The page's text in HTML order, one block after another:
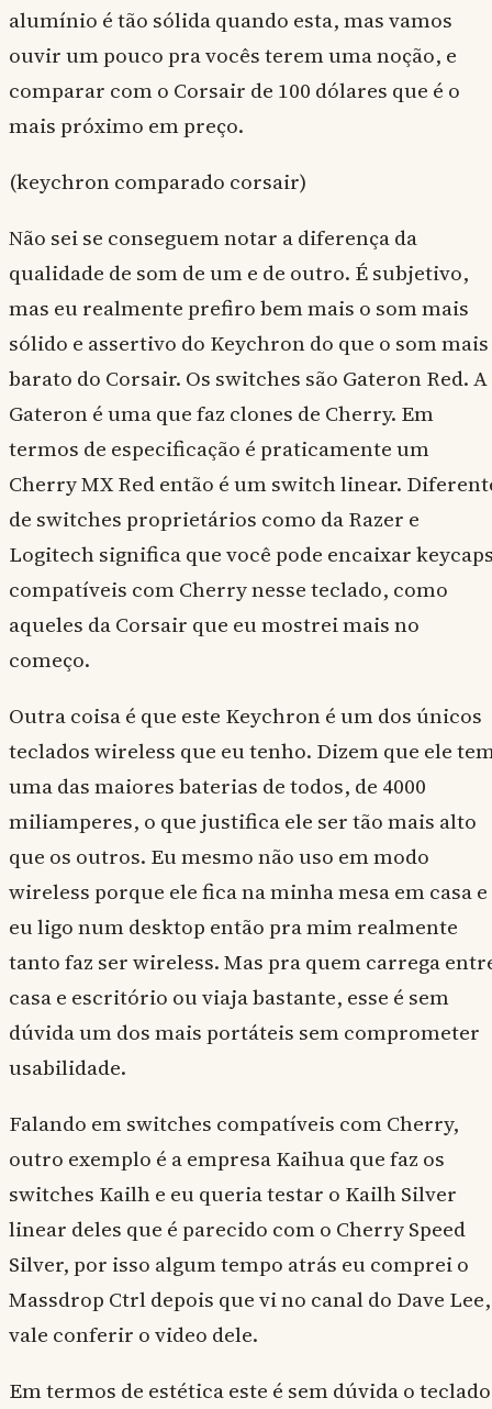
alumínio é tão sólida quando esta, mas vamos
ouvir um pouco pra vocês terem uma noção, e
comparar com o Corsair de 100 dólares que é o
mais próximo em preço.
(keychron comparado corsair)
Não sei se conseguem notar a diferença da
qualidade de som de um e de outro. É subjetivo,
mas eu realmente prefiro bem mais o som mais
sólido e assertivo do Keychron do que o som mais
barato do Corsair. Os switches são Gateron Red. A
Gateron é uma que faz clones de Cherry. Em
termos de especificação é praticamente um
Cherry MX Red então é um switch linear.
de switches proprietários como da Razer e
Logitech significa que você pode encaixar
compatíveis com Cherry nesse teclado, como
aqueles da Corsair que eu mostrei mais no
começo.
Outra coisa é que este Keychron é um dos únicos
teclados wireless que eu tenho. Dizem que ele
uma das maiores baterias de todos, de 4000
miliamperes, o que justifica ele ser tão mais alto
que os outros. Eu mesmo não uso em modo
wireless porque ele fica na minha mesa em casa e
eu ligo num desktop então pra mim realmente
tanto faz ser wireless. Mas pra quem carrega
casa e escritório ou viaja bastante, esse é sem
dúvida um dos mais portáteis sem comprometer
usabilidade.
Falando em switches compatíveis com Cherry,
outro exemplo é a empresa Kaihua que faz os
switches Kailh e eu queria testar o Kailh Silver
linear deles que é parecido com o Cherry Speed
Silver, por isso algum tempo atrás eu comprei o
Massdrop Ctrl depois que vi no canal do Dave Lee,
vale conferir o video dele.
Em termos de estética este é sem dúvida o teclado